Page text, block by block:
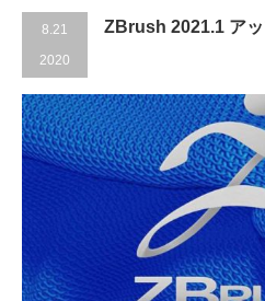
8.21
2020
ZBrush 2021.1 ア